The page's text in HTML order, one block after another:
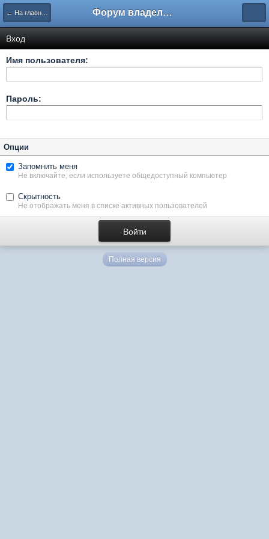
← На главную Форум владельцев интернет-магазинов
Вход
Имя пользователя:
Пароль:
Опции
Запомнить меня
Не включайте, если используете общедоступный компьютер
Скрытность
Не отображать меня в списке активных пользователей
Полная версия